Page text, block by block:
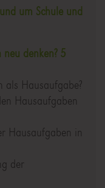
um Schule und
denken? 5
als Hausaufgabe?
Hausaufgaben
Hausaufgaben in
der